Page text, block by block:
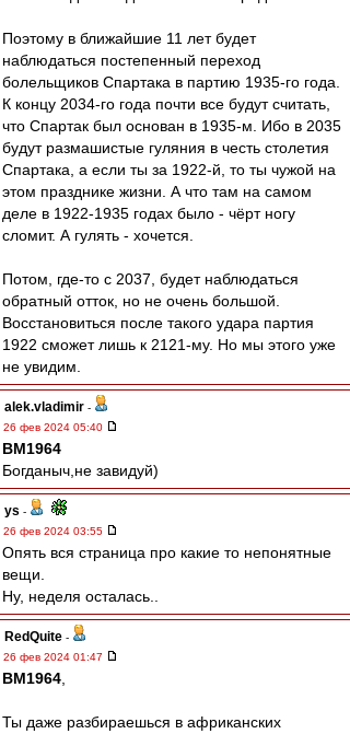
Поэтому в ближайшие 11 лет будет
наблюдаться постепенный переход
болельщиков Спартака в партию 1935-го года.
К концу 2034-го года почти все будут считать,
что Спартак был основан в 1935-м. Ибо в 2035
будут размашистые гуляния в честь столетия
Спартака, а если ты за 1922-й, то ты чужой на
этом празднике жизни. А что там на самом
деле в 1922-1935 годах было - чёрт ногу
сломит. А гулять - хочется.
Потом, где-то с 2037, будет наблюдаться
обратный отток, но не очень большой.
Восстановиться после такого удара партия
1922 сможет лишь к 2121-му. Но мы этого уже
не увидим.
alek.vladimir -
26 фев 2024 05:40
BM1964
Богданыч,не завидуй)
ys -
26 фев 2024 03:55
Опять вся страница про какие то непонятные
вещи.
Ну, неделя осталась..
RedQuite -
26 фев 2024 01:47
BM1964
Ты даже разбираешься в африканских